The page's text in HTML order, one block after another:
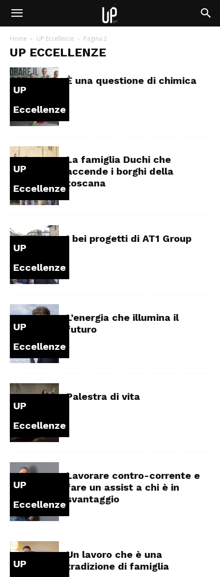
Home UP Eccellenze Pagina 2
UP ECCELLENZE
UP
Eccellenze
È una questione di chimica
UP
Eccellenze
La famiglia Duchi che
accende i borghi della
toscana
UP
Eccellenze
I bei progetti di AT1 Group
UP
Eccellenze
L’energia che illumina il
futuro
UP
Eccellenze
Palestra di vita
UP
Eccellenze
Lavorare contro-corrente e
fare un assist a chi è in
svantaggio
UP
Un lavoro che è una
tradizione di famiglia